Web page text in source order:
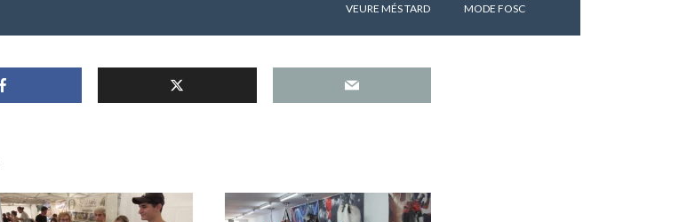
VEURE MÉS TARD MODE FOSC